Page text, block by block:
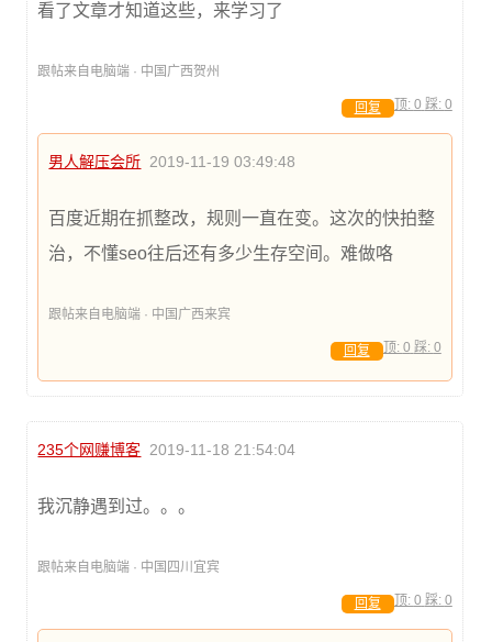
看了文章才知道这些，来学习了
跟帖来自电脑端 · 中国广西贺州
顶: 0 踩: 0
回复
男人解压会所 2019-11-19 03:49:48
百度近期在抓整改，规则一直在变。这次的快拍整
治，不懂seo往后还有多少生存空间。难做咯
跟帖来自电脑端 · 中国广西来宾
顶: 0 踩: 0
回复
235个网赚博客 2019-11-18 21:54:04
我沉静遇到过。。。
跟帖来自电脑端 · 中国四川宜宾
顶: 0 踩: 0
回复